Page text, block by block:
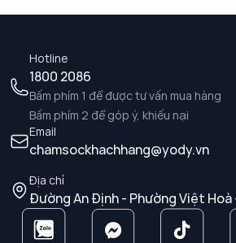
Hotline
1800 2086
Bấm phím 1 để được tư vấn mua hàng
Bấm phím 2 để góp ý, khiếu nại
Email
chamsockhachhang@yody.vn
Địa chỉ
Đường An Định - Phường Việt Hoà